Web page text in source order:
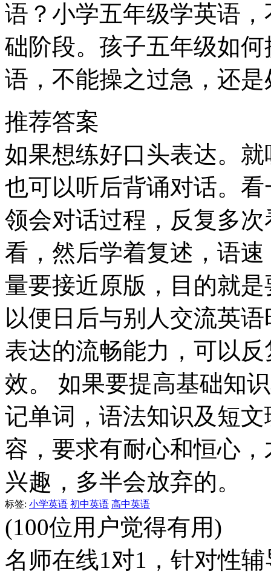
语？小学五年级学英语
础阶段。孩子五年级如
语，不能操之过急，还
推荐答案
如果想练好口头表达。
也可以听后背诵对话。
领会对话过程，反复多
看，然后学着复述，语
量要接近原版，目的就
以便日后与别人交流英
表达的流畅能力，可以
效。 如果要提高基础知
记单词，语法知识及短
容，要求有耐心和恒心
兴趣，多半会放弃的。
标签: 小学英语 初中英语 高中英语
(100位用户觉得有用)
名师在线1对1，针对性